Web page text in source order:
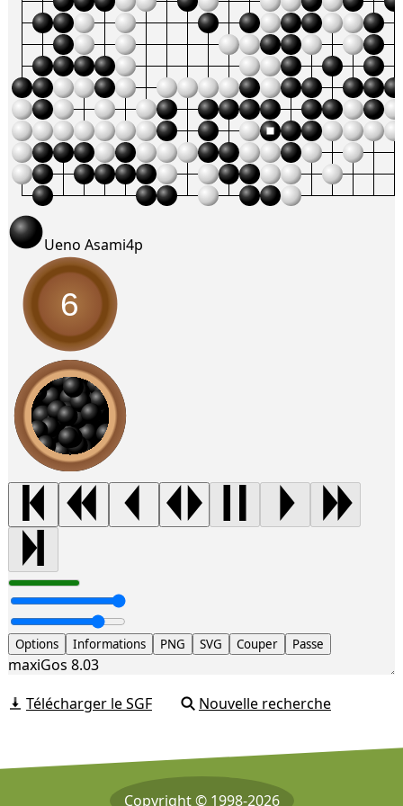
Ueno Asami4p
6
Options Informations PNG SVG Couper Passe
maxiGos 8.03
Télécharger le SGF
Nouvelle recherche
Copyright © 1998-2026